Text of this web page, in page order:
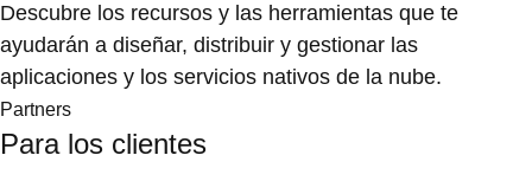
Descubre los recursos y las herramientas que te
ayudarán a diseñar, distribuir y gestionar las
aplicaciones y los servicios nativos de la nube.
Partners
Para los clientes